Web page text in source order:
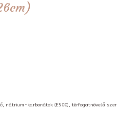
nátrium-karbonátok (E500), térfogatnövelő